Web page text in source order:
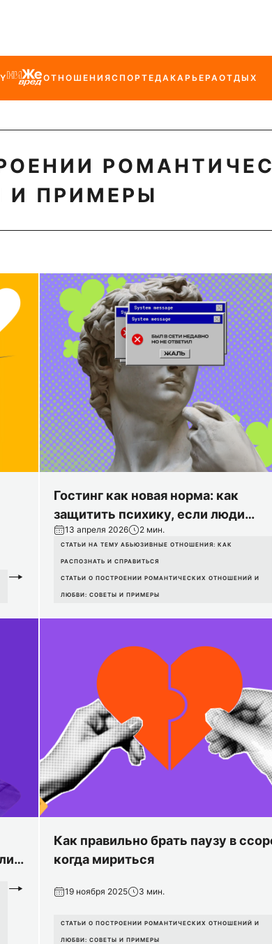
ОТНОШЕНИЯСПОРТЕДАКАРЬЕРАОТДЫХ
И ПРИМЕРЫ
Гостинг как новая норма: как
защитить психику, если люди
исчезают
13 апреля 2026 2 мин.
СТАТЬИ НА ТЕМУ АБЬЮЗИВНЫЕ ОТНОШЕНИЯ: КАК
РАСПОЗНАТЬ И СПРАВИТЬСЯ
СТАТЬИ О ПОСТРОЕНИИ РОМАНТИЧЕСКИХ ОТНОШЕНИЙ И
ЛЮБВИ: СОВЕТЫ И ПРИМЕРЫ
Как правильно брать паузу в
когда мириться
19 ноября 2025 3 мин.
СТАТЬИ О ПОСТРОЕНИИ РОМАНТИЧЕСКИХ ОТНОШЕНИЙ И
ЛЮБВИ: СОВЕТЫ И ПРИМЕРЫ